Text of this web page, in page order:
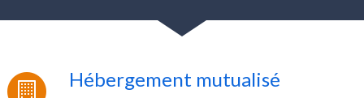
Hébergement mutualisé